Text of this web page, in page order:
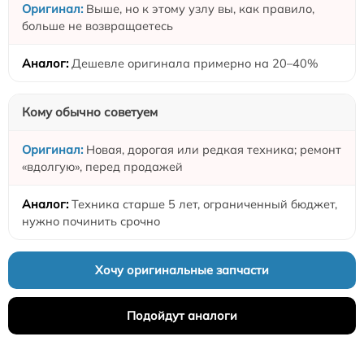
Выше, но к этому узлу вы, как правило,
больше не возвращаетесь
Дешевле оригинала примерно на 20–40%
Кому обычно советуем
Новая, дорогая или редкая техника; ремонт
«вдолгую», перед продажей
Техника старше 5 лет, ограниченный бюджет,
нужно починить срочно
Хочу оригинальные запчасти
Подойдут аналоги